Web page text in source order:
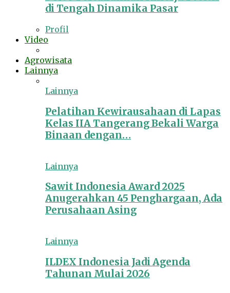
di Tengah Dinamika Pasar
Profil
Video
Agrowisata
Lainnya
Lainnya
Pelatihan Kewirausahaan di Lapas
Kelas IIA Tangerang Bekali Warga
Binaan dengan…
Lainnya
Sawit Indonesia Award 2025
Anugerahkan 45 Penghargaan, Ada
Perusahaan Asing
Lainnya
ILDEX Indonesia Jadi Agenda
Tahunan Mulai 2026